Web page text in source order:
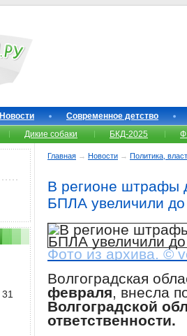
Новости
Современное детство
Дикие собаки БКД-2025
Главная → Новости → Политика,
В регионе
БПЛА увеличили
Фото из архива. ©
Волгоградская
февраля, внесла
Волгоградской
ответственности.
31